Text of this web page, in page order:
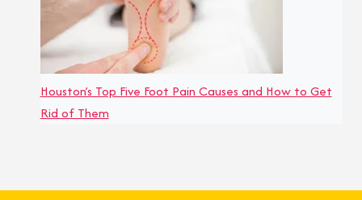
Houston’s Top Five Foot Pain Causes and How to Get
Rid of Them